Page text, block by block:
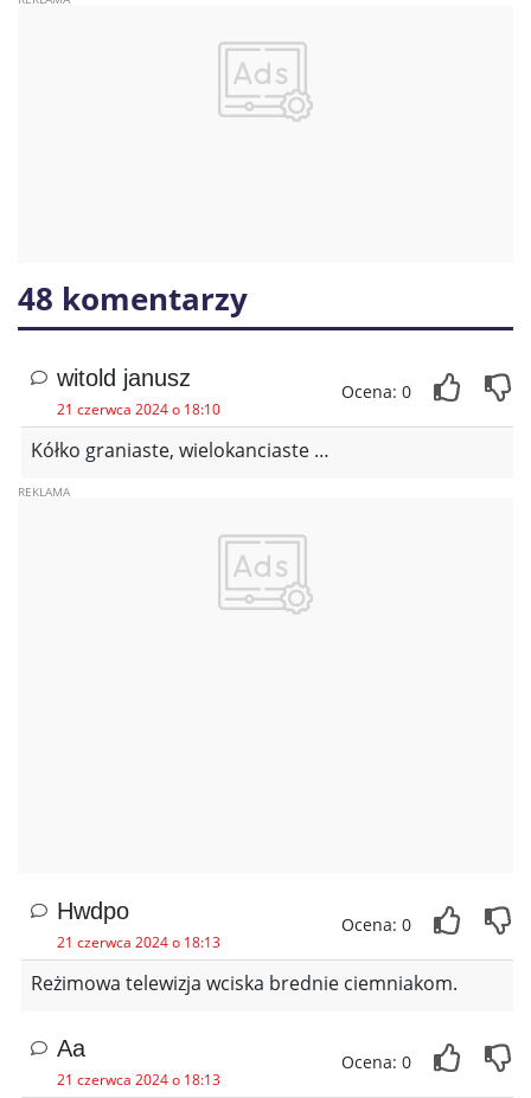
48 komentarzy
witold janusz
21 czerwca 2024 o 18:10
Ocena: 0
Kółko graniaste, wielokanciaste …
Hwdpo
21 czerwca 2024 o 18:13
Ocena: 0
Reżimowa telewizja wciska brednie ciemniakom.
Aa
21 czerwca 2024 o 18:13
Ocena: 0